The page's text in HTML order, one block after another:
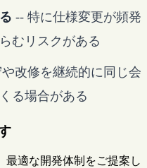
-- 特に仕様変更が頻発
むリスクがある
改修を継続的に同じ会
る場合がある
最適な開発体制をご提案し